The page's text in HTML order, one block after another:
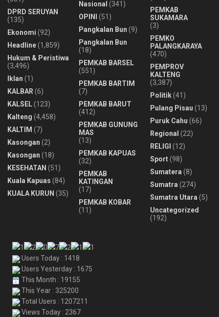
DPRD SERUYAN
(135)
Ekonomi (92)
Headline(1,859)
Hukum & Peristiwa
(3,496)
Iklan (1)
KALBAR (6)
KALSEL(123)
Kalteng (4,458)
KALTIM (7)
Kasongan (2)
Kasongan (18)
KESEHATAN (51)
Kuala Kapuas (84)
KUALA KURUN (35)
Nasional (341)
OPINI
(51)
Pangkalan Bun (9)
Pangkalan Bun
(18)
PEMKAB BARSEL
(551)
PEMKAB BARTIM
(7)
PEMKAB BARUT
(412)
PEMKAB GUNUNG
MAS
(13)
PEMKAB KAPUAS
(32)
PEMKAB
KATINGAN
(17)
PEMKAB KOBAR
(11)
PEMKAB
SUKAMARA
(3)
PEMKO
PALANGKARAYA
(470)
PEMPROV
KALTENG
(3,387)
Politik(41)
Pulang Pisau (13)
Puruk Cahu (66)
Regional (22)
RELIGI (12)
Sport(98)
Sumatera (8)
Sumatra (274)
Sumatra Utara (5)
Uncategorized
(192)
Users Today : 1418
Users Yesterday : 1675
This Month : 19155
This Year : 325200
Total Users : 1207211
Views Today : 2367